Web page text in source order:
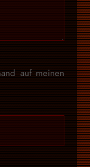
auf meinen